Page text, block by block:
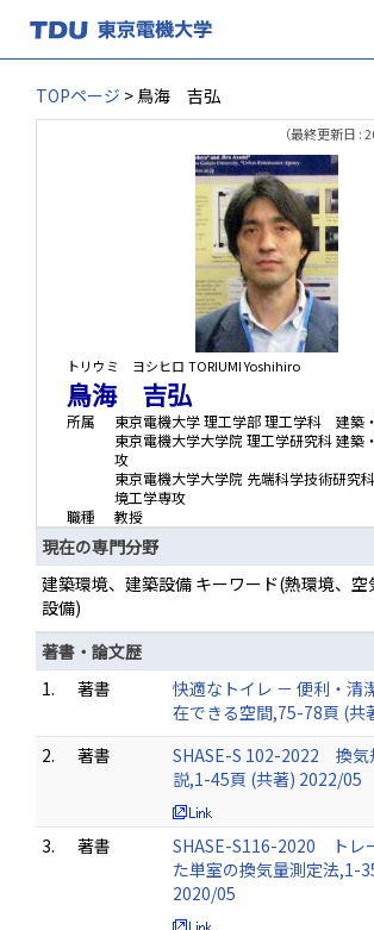
TOPページ > 鳥海 吉弘
（最終更新日 :
トリウミ ヨシヒロ TORIUMI Yoshihiro
鳥海 吉弘
所属
東京電機大学 理工学部 理工学科 建築
東京電機大学大学院 理工学研究科 建築
攻
東京電機大学大学院 先端科学技術研究
境工学専攻
職種
教授
現在の専門分野
建築環境、建築設備 キーワード(熱環境、
設備)
著書・論文歴
1.
著書
快適なトイレ － 便利・清
在できる空間,75-78頁 (共
2.
著書
SHASE-S 102-2022 換気
説,1-45頁 (共著) 2022/05
3. 著書
SHASE-S116-2020 トレ
た単室の換気量測定法,1-
2020/05